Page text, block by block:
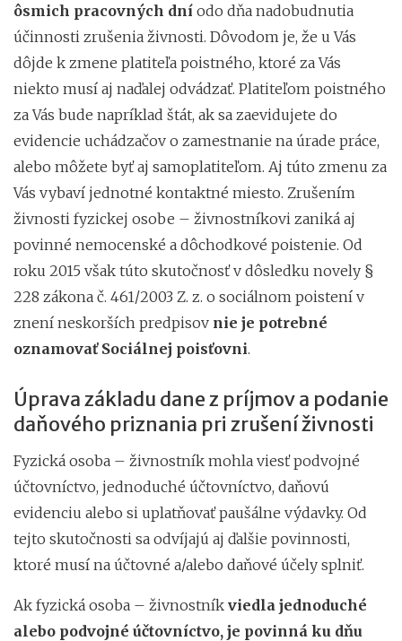
ôsmich pracovných dní odo dňa nadobudnutia
účinnosti zrušenia živnosti. Dôvodom je, že u Vás
dôjde k zmene platiteľa poistného, ktoré za Vás
niekto musí aj naďalej odvádzať. Platiteľom poistného
za Vás bude napríklad štát, ak sa zaevidujete do
evidencie uchádzačov o zamestnanie na úrade práce,
alebo môžete byť aj samoplatiteľom. Aj túto zmenu za
Vás vybaví jednotné kontaktné miesto. Zrušením
živnosti fyzickej osobe – živnostníkovi zaniká aj
povinné nemocenské a dôchodkové poistenie. Od
roku 2015 však túto skutočnosť v dôsledku novely §
228 zákona č. 461/2003 Z. z. o sociálnom poistení v
znení neskorších predpisov nie je potrebné
oznamovať Sociálnej poisťovni.
Úprava základu dane z príjmov a podanie
daňového priznania pri zrušení živnosti
Fyzická osoba – živnostník mohla viesť podvojné
účtovníctvo, jednoduché účtovníctvo, daňovú
evidenciu alebo si uplatňovať paušálne výdavky. Od
tejto skutočnosti sa odvíjajú aj ďalšie povinnosti,
ktoré musí na účtovné a/alebo daňové účely splniť.
Ak fyzická osoba – živnostník viedla jednoduché
alebo podvojné účtovníctvo, je povinná ku dňu